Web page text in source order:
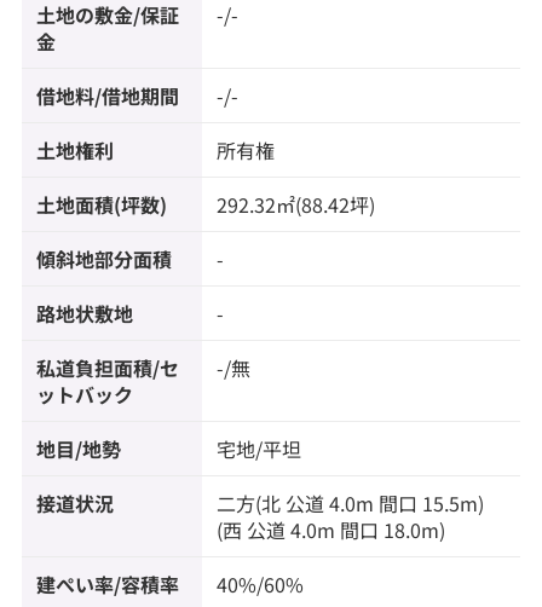
土地の敷金/保証
金
-/-
借地料/借地期間 -/-
土地権利 所有権
土地面積(坪数) 292.32㎡(88.42坪)
傾斜地部分面積 -
路地状敷地 -
私道負担面積/セ
ットバック
-/無
地目/地勢 宅地/平坦
接道状況
二方(北 公道 4.0m 間口 15.5m)
(西 公道 4.0m 間口 18.0m)
建ぺい率/容積率 40%/60%